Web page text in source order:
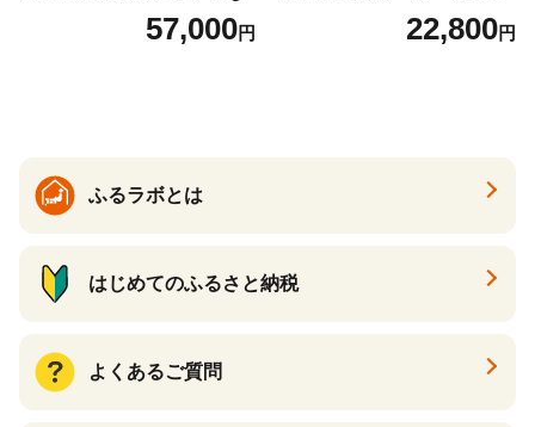
57,000円
ットボトル 1ケース(24本) 定
期便 3回(72本) セット お茶
22,800円
ふるラボとは
はじめてのふるさと納税
よくあるご質問